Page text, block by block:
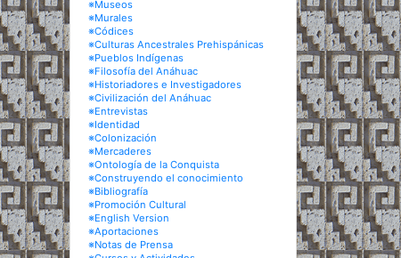
※Museos
※Murales
※Códices
※Culturas Ancestrales Prehispánicas
※Pueblos Indígenas
※Filosofía del Anáhuac
※Historiadores e Investigadores
※Civilización del Anáhuac
※Entrevistas
※Identidad
※Colonización
※Mercaderes
※Ontología de la Conquista
※Construyendo el conocimiento
※Bibliografía
※Promoción Cultural
※English Version
※Aportaciones
※Notas de Prensa